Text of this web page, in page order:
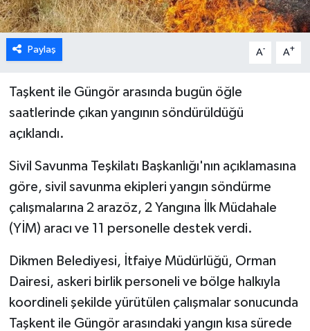
Paylaş A- A+
Taşkent ile Güngör arasında bugün öğle
saatlerinde çıkan yangının söndürüldüğü
açıklandı.
Sivil Savunma Teşkilatı Başkanlığı'nın açıklamasına
göre, sivil savunma ekipleri yangın söndürme
çalışmalarına 2 arazöz, 2 Yangına İlk Müdahale
(YİM) aracı ve 11 personelle destek verdi.
Dikmen Belediyesi, İtfaiye Müdürlüğü, Orman
Dairesi, askeri birlik personeli ve bölge halkıyla
koordineli şekilde yürütülen çalışmalar sonucunda
Taşkent ile Güngör arasındaki yangın kısa sürede
GÜNDEM
GÜNEY KIBRIS
KÜLTÜR SANAT
LEFKOŞA
Nöbetçi Eczaneler
ÖZEL HABER
SAĞLIK